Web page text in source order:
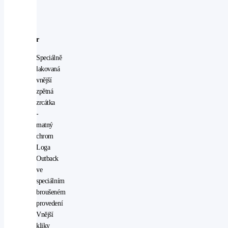
Exteriér
Speciálně
lakovaná
vnější
zpětná
zrcátka
-
matný
chrom
Loga
Outback
ve
speciálním
broušeném
provedení
Vnější
kliky